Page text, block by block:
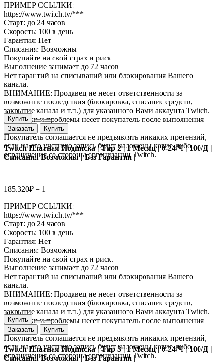
ПРИМЕР ССЫЛКИ:
https://www.twitch.tv/***
Старт: до 24 часов
Скорость: 100 в день
Гарантия: Нет
Списания: Возможны
Покупайте на свой страх и риск.
Выполнение занимает до 72 часов
Нет гарантий на списываний или блокирования Вашего
канала.
ВНИМАНИЕ: Продавец не несет ответственности за
возможные последствия (блокировка, списание средств,
закрытие канала и т.п.) для указанного Вами аккаунта Twitch.
Все риски и проблемы несет покупатель после выполнения
заказа.
Покупатель соглашается не предъявлять никаких претензий,
если на его учетную запись будут наложены какие-либо
ограничения со стороны организации Twitch.
Купить
Заказать
Купить
Twitch Платная Подписка | Tир 2 | 1 Месяц | 0-24/Ч | 100/Д |
Списания Возможны | Без Гарантии |
185.320₽ = 1
ПРИМЕР ССЫЛКИ:
https://www.twitch.tv/***
Старт: до 24 часов
Скорость: 100 в день
Гарантия: Нет
Списания: Возможны
Покупайте на свой страх и риск.
Выполнение занимает до 72 часов
Нет гарантий на списываний или блокирования Вашего
канала.
ВНИМАНИЕ: Продавец не несет ответственности за
возможные последствия (блокировка, списание средств,
закрытие канала и т.п.) для указанного Вами аккаунта Twitch.
Все риски и проблемы несет покупатель после выполнения
заказа.
Покупатель соглашается не предъявлять никаких претензий,
если на его учетную запись будут наложены какие-либо
ограничения со стороны организации Twitch.
Купить
Заказать
Купить
Twitch Платная Подписка | Tир 3 | 1 Месяц | 0-24/Ч | 100/Д |
Списания Возможны | Без Гарантии |